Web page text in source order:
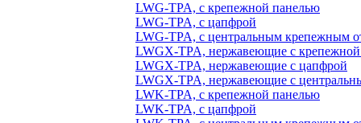
LWG-TPA, с крепежной панелью
LWG-TPA, с цапфрой
LWG-TPA, с центральным крепежным
LWGX-TPA, нержавеющие с
LWGX-TPA, нержавеющие с цапфрой
LWGX-TPA, нержавеющие с
LWK-TPA, с крепежной панелью
LWK-TPA, с цапфрой